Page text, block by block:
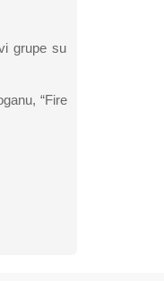
grupe su
“Fire